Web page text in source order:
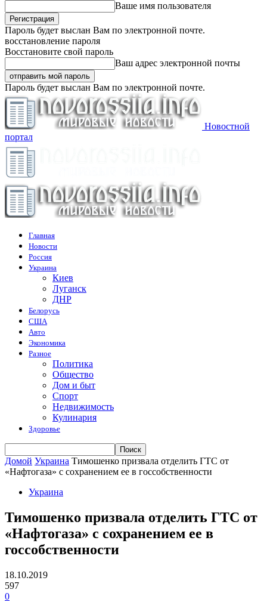
Ваше имя пользователя
Пароль будет выслан Вам по электронной почте.
восстановление пароля
Восстановите свой пароль
Ваш адрес электронной почты
Пароль будет выслан Вам по электронной почте.
Новостной
портал
Главная
Новости
Россия
Украина
Киев
Луганск
ДНР
Белорусь
США
Авто
Экономика
Разное
Политика
Общество
Дом и быт
Спорт
Недвижимость
Кулинария
Здоровье
Домой Украина Тимошенко призвала отделить ГТС от
«Нафтогаза» с сохранением ее в госсобственности
Украина
Тимошенко призвала отделить ГТС от
«Нафтогаза» с сохранением ее в
госсобственности
18.10.2019
597
0